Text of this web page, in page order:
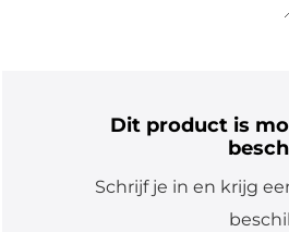
Dit product is
Schrijf je in en krijg